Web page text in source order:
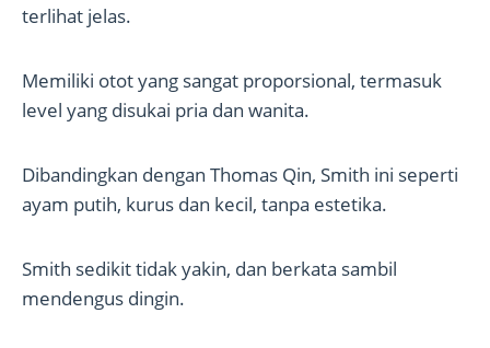
terlihat jelas.
Memiliki otot yang sangat proporsional, termasuk
level yang disukai pria dan wanita.
Dibandingkan dengan Thomas Qin, Smith ini seperti
ayam putih, kurus dan kecil, tanpa estetika.
Smith sedikit tidak yakin, dan berkata sambil
mendengus dingin.